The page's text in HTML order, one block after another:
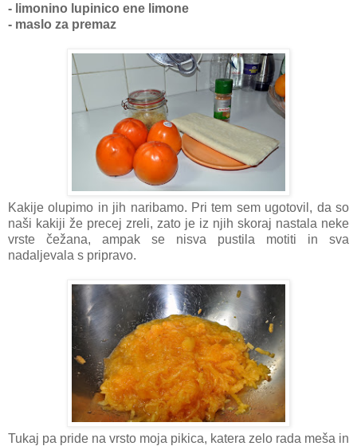
- limonino lupinico ene limone
- maslo za premaz
Kakije olupimo in jih naribamo. Pri tem sem ugotovil, da so
naši kakiji že precej zreli, zato je iz njih skoraj nastala neke
vrste čežana, ampak se nisva pustila motiti in sva
nadaljevala s pripravo.
Tukaj pa pride na vrsto moja pikica, katera zelo rada meša in